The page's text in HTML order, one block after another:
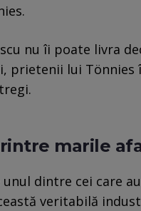
nu îi poate livra
prietenii lui Tönnies
marile
unul dintre cei care au
veritabilă